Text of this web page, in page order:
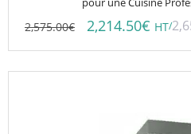
2,575.00€ 2,214.50€ HT/